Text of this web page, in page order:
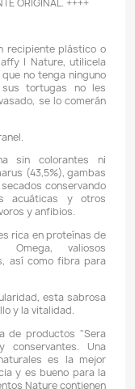
a municipios de
a otras ciudades
Aburrá
con un
tener uncosto
total de su pedido.